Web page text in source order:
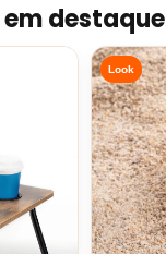
destaque
Look